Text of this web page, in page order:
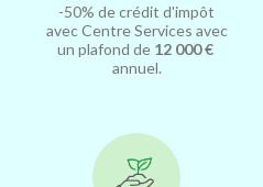
-50% de crédit d'impôt
avec Centre Services avec
un plafond de 12 000 €
annuel.